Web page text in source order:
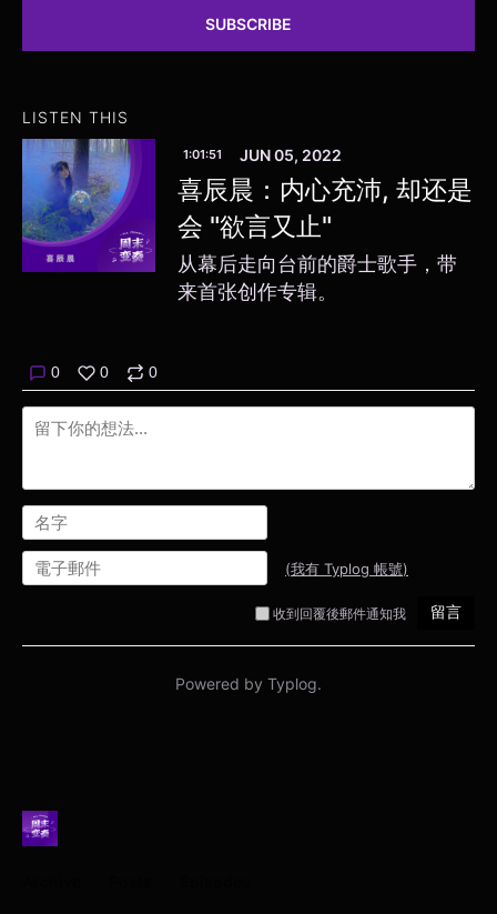
SUBSCRIBE
LISTEN THIS
1:01:51 JUN 05, 2022
喜辰晨：内心充沛, 却还是
会 "欲言又止"
从幕后走向台前的爵士歌手，带
来首张创作专辑。